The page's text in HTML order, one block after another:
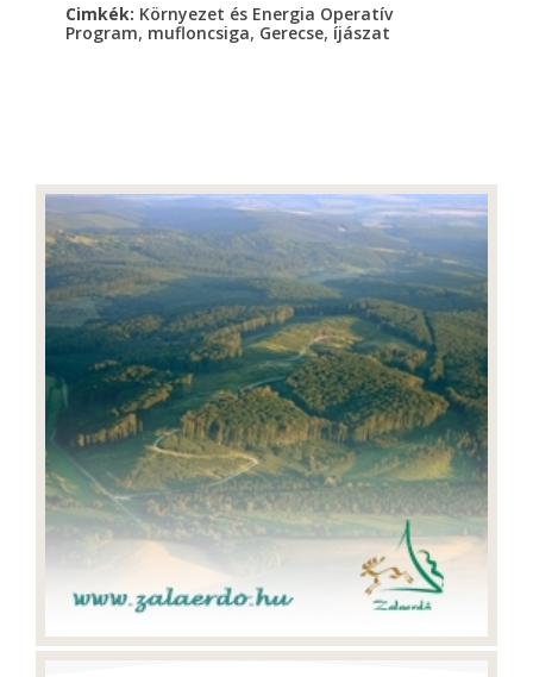
Cimkék: Környezet és Energia Operatív
Program, mufloncsiga, Gerecse, íjászat